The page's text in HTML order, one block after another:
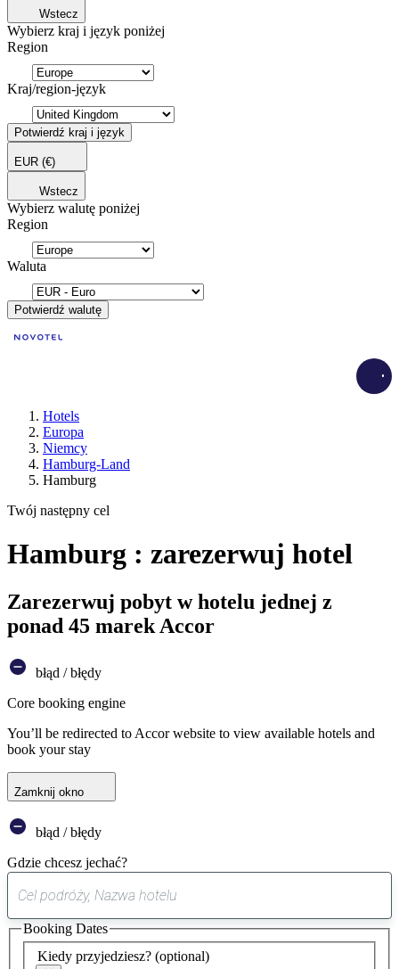
Wstecz
Wybierz kraj i język poniżej
Region
Kraj/region-język
Potwierdź kraj i język
EUR (€)
Wstecz
Wybierz walutę poniżej
Region
Waluta
Potwierdź walutę
Hotels
Europa
Niemcy
Hamburg-Land
Hamburg
Twój następny cel
Hamburg : zarezerwuj hotel
Zarezerwuj pobyt w hotelu jednej z
ponad 45 marek Accor
błąd / błędy
Core booking engine
You’ll be redirected to Accor website to view available hotels and
book your stay
Zamknij okno
błąd / błędy
Gdzie chcesz jechać?
sugestia
została
znaleziona
Kiedy przyjedziesz? (optional)
Booking Dates